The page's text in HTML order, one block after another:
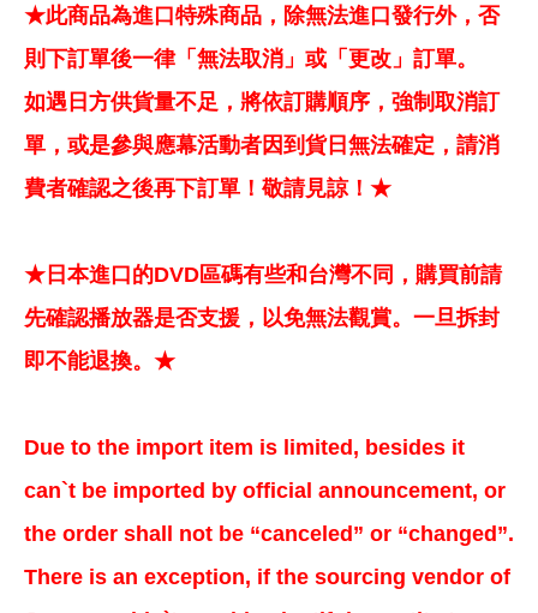
★此商品為進口特殊商品，除無法進口發行外，否
則下訂單後一律「無法取消」或「更改」訂單。
如遇日方供貨量不足，將依訂購順序，強制取消訂
單，或是參與應幕活動者因到貨日無法確定，請消
費者確認之後再下訂單！敬請見諒！★
★日本進口的DVD區碼有些和台灣不同，購買前請
先確認播放器是否支援，以免無法觀賞。一旦拆封
即不能退換。★
Due to the import item is limited, besides it
can`t be imported by official announcement, or
the order shall not be “canceled” or “changed”.
There is an exception, if the sourcing vendor of